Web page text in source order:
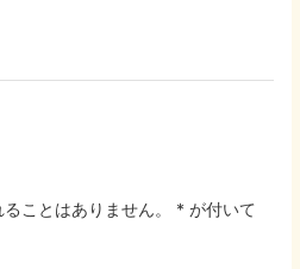
ことはありません。 * が付いて